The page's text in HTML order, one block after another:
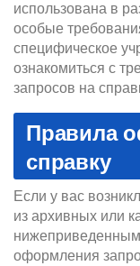
использована в
особые
специфическое
ознакомиться с
запросов на
Правила
справку
Если у вас
из архивных или
оформления